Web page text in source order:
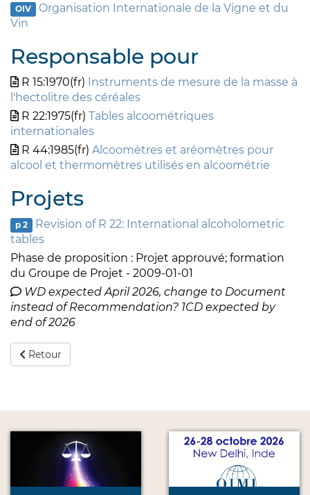
OIV
Organisation Internationale de la Vigne et du
Vin
Responsable pour
R 15:1970(fr) Instruments de mesure de la masse à
l'hectolitre des céréales
R 22:1975(fr) Tables alcoométriques
internationales
R 44:1985(fr) Alcoomètres et aréomètres pour
alcool et thermomètres utilisés en alcoométrie
Projets
p 2
Revision of R 22: International alcoholometric
tables
Phase de proposition : Projet approuvé; formation
du Groupe de Projet - 2009-01-01
WD expected April 2026, change to Document
instead of Recommendation? 1CD expected by
end of 2026
Retour